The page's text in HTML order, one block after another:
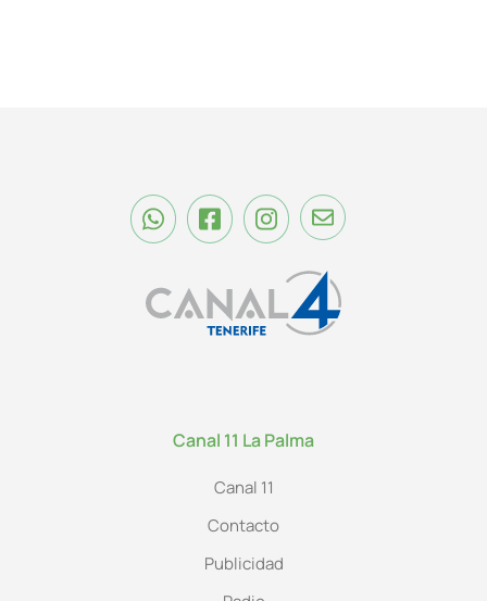
Canal 11 La Palma
Canal 11
Contacto
Publicidad